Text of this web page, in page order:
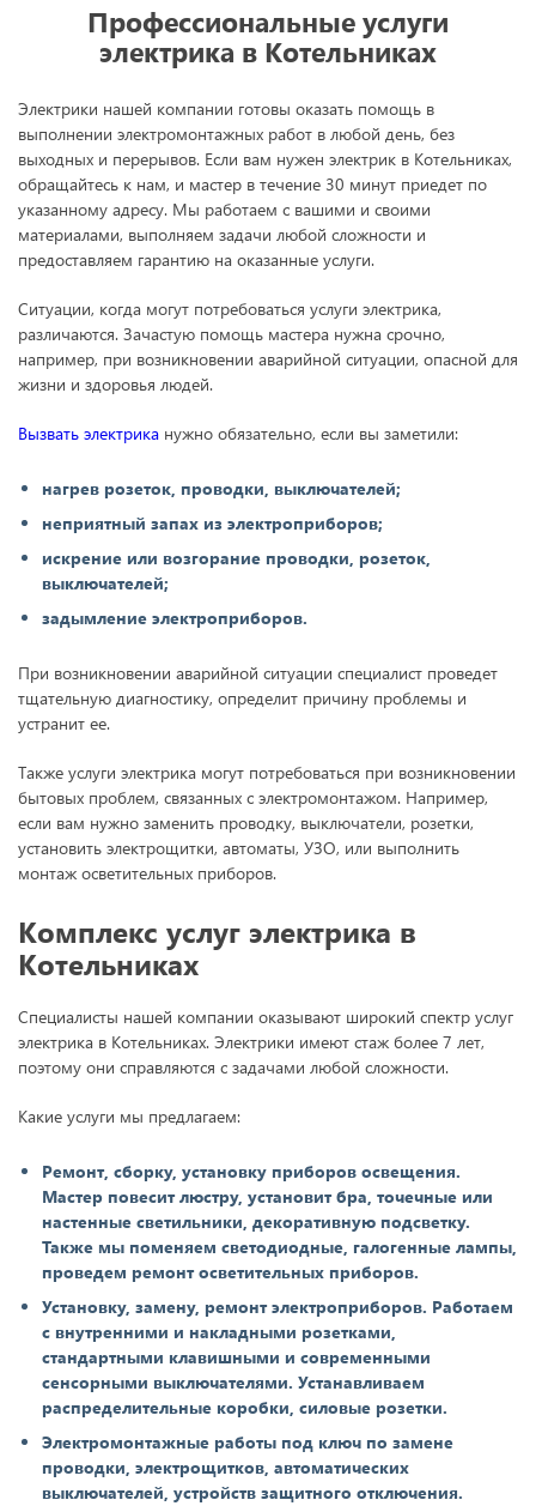
Профессиональные услуги
электрика в Котельниках
Электрики нашей компании готовы оказать помощь в
выполнении электромонтажных работ в любой день, без
выходных и перерывов. Если вам нужен электрик в Котельниках,
обращайтесь к нам, и мастер в течение 30 минут приедет по
указанному адресу. Мы работаем с вашими и своими
материалами, выполняем задачи любой сложности и
предоставляем гарантию на оказанные услуги.
Ситуации, когда могут потребоваться услуги электрика,
различаются. Зачастую помощь мастера нужна срочно,
например, при возникновении аварийной ситуации, опасной для
жизни и здоровья людей.
Вызвать электрика нужно обязательно, если вы заметили:
нагрев розеток, проводки, выключателей;
неприятный запах из электроприборов;
искрение или возгорание проводки, розеток,
выключателей;
задымление электроприборов.
При возникновении аварийной ситуации специалист проведет
тщательную диагностику, определит причину проблемы и
устранит ее.
Также услуги электрика могут потребоваться при возникновении
бытовых проблем, связанных с электромонтажом. Например,
если вам нужно заменить проводку, выключатели, розетки,
установить электрощитки, автоматы, УЗО, или выполнить
монтаж осветительных приборов.
Комплекс услуг электрика в
Котельниках
Специалисты нашей компании оказывают широкий спектр услуг
электрика в Котельниках. Электрики имеют стаж более 7 лет,
поэтому они справляются с задачами любой сложности.
Какие услуги мы предлагаем:
Ремонт, сборку, установку приборов освещения.
Мастер повесит люстру, установит бра, точечные или
настенные светильники, декоративную подсветку.
Также мы поменяем светодиодные, галогенные лампы,
проведем ремонт осветительных приборов.
Установку, замену, ремонт электроприборов. Работаем
с внутренними и накладными розетками,
стандартными клавишными и современными
сенсорными выключателями. Устанавливаем
распределительные коробки, силовые розетки.
Электромонтажные работы под ключ по замене
проводки, электрощитков, автоматических
выключателей, устройств защитного отключения.